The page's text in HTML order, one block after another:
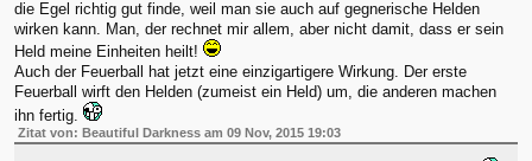
die Egel richtig gut finde, weil man sie auch auf gegnerische Helden
wirken kann. Man, der rechnet mir allem, aber nicht damit, dass er sein
Held meine Einheiten heilt!
Auch der Feuerball hat jetzt eine einzigartigere Wirkung. Der erste
Feuerball wirft den Helden (zumeist ein Held) um, die anderen machen
ihn fertig.
Zitat von: Beautiful Darkness am 09 Nov, 2015 19:03